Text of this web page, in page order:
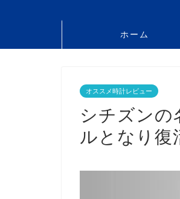
ホーム
オススメ時計レビュー
シチズンの
ルとなり復